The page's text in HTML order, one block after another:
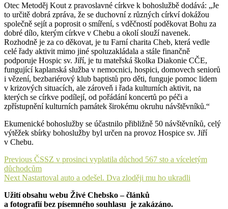
Otec Metoděj Kout z pravoslavné církve k bohoslužbě dodává: „Je
to určitě dobrá zpráva, že se duchovní z různých církví dokážou
společně sejít a poprosit o smíření, s vděčností poděkovat Bohu za
dobré dílo, kterým církve v Chebu a okolí slouží navenek.
Rozhodně je za co děkovat, je tu Farní charita Cheb, která vedle
celé řady aktivit mimo jiné spoluzakládala a stále finančně
podporuje Hospic sv. Jiří, je tu mateřská školka Diakonie CČE,
fungující kaplanská služba v nemocnici, hospici, domovech seniorů
i vězení, bezbariérový klub baptistů pro děti, funguje pomoc lidem
v krizových situacích, ale zároveň i řada kulturních aktivit, na
kterých se církve podílejí, od pořádání koncertů po péči a
zpřístupnění kulturních památek širokému okruhu návštěvníků.“
Ekumenické bohoslužby se účastnilo přibližně 50 návštěvníků, celý
výtěžek sbírky bohoslužby byl určen na provoz Hospice sv. Jiří
v Chebu.
Navigace
pro
příspěvek
Previous Previous
post:
ČSSZ v prosinci vyplatila důchod 567 sto a víceletým
důchodcům
Next Next
Nastartoval auto a odešel. Dva zloději mu ho ukradli
Užití obsahu webu Živé Chebsko – článků
a fotografií bez písemného souhlasu je zakázáno.